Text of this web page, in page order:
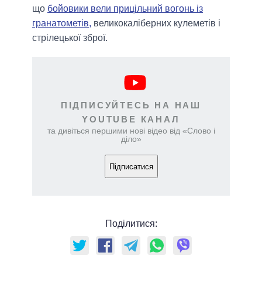
що бойовики вели прицільний вогонь із
гранатометів, великокаліберних кулеметів і
стрілецької зброї.
ПІДПИСУЙТЕСЬ НА НАШ
YOUTUBE КАНАЛ
та дивіться першими нові відео від «Слово і
діло»
Підписатися
Поділитися: